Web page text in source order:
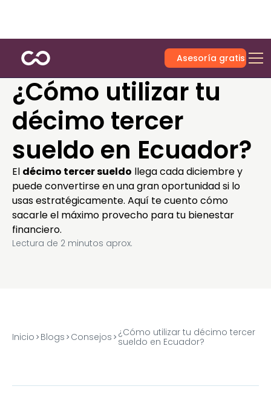
Asesoría gratis
¿Cómo utilizar tu
décimo tercer
sueldo en Ecuador?
El décimo tercer sueldo llega cada diciembre y
puede convertirse en una gran oportunidad si lo
usas estratégicamente. Aquí te cuento cómo
sacarle el máximo provecho para tu bienestar
financiero.
Lectura de 2 minutos aprox.
Inicio Blogs Consejos ¿Cómo utilizar tu décimo tercer
sueldo en Ecuador?